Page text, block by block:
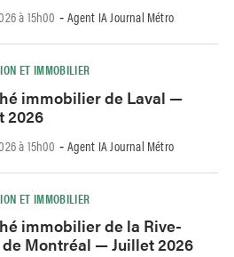
à 15h00 - Agent IA Journal Métro
ET IMMOBILIER
immobilier de Laval —
2026
à 15h00 - Agent IA Journal Métro
ET IMMOBILIER
immobilier de la Rive-
Montréal — Juillet 2026